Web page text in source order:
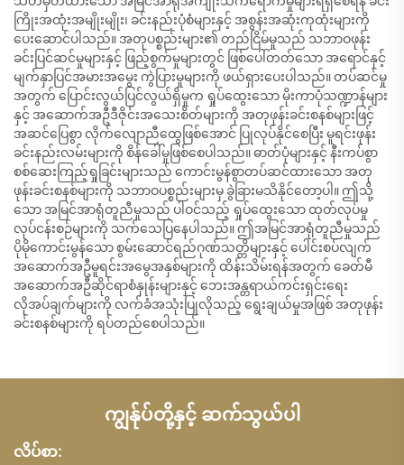
ကြိုးအထုံးအမျိုးမျိုး၊ ခင်းနည်းပုံစံများနှင့် အစွန်းအဆုံးကုထုံးများကို
ပေးဆောင်ပါသည်။ အတုပစ္စည်းများ၏ တည်ငြိမ်မှုသည် သဘာဝဖုန်း
ခင်းပြင်ဆင်မှုများနှင့် ဖြည့်စွက်မှုများတွင် ဖြစ်ပေါ်တတ်သော အရောင်နှင့်
မျက်နှာပြင်အမားအမွေး ကွဲပြားမှုများကို ဖယ်ရှားပေးပါသည်။ တပ်ဆင်မှု
အတွက် ပြောင်းလွယ်ပြင်လွယ်ရှိမှုက ရှုပ်ထွေးသော မိုးကာပုံသဏ္ဍာန်များ
နှင့် အဆောက်အဦဒီဇိုင်းအသေးစိတ်များကို အတုဖုန်းခင်းစနစ်များဖြင့်
အဆင်ပြေစွာ လိုက်လျောညီထွေဖြစ်အောင် ပြုလုပ်နိုင်စေပြီး မူရင်းဖုန်း
ခင်းနည်းလမ်းများကို စိန်ခေါ်မှုဖြစ်စေပါသည်။ ဓာတ်ပုံများနှင့် နီးကပ်စွာ
စစ်ဆေးကြည့်ရှုခြင်းများသည် ကောင်းမွန်စွာတပ်ဆင်ထားသော အတု
ဖုန်းခင်းစနစ်များကို သဘာဝပစ္စည်းများမှ ခွဲခြားမသိနိုင်တော့ပါ။ ဤသို့
သော အမြင်အာရုံတူညီမှုသည် ပါဝင်သည့် ရှုပ်ထွေးသော ထုတ်လုပ်မှု
လုပ်ငန်းစဉ်များကို သက်သေပြနေပါသည်။ ဤအမြင်အာရုံတူညီမှုသည်
ပိုမိုကောင်းမွန်သော စွမ်းဆောင်ရည်ဂုဏ်သတ္တိများနှင့် ပေါင်းစပ်လျက်
အဆောက်အဦမူရင်းအမွေအနှစ်များကို ထိန်းသိမ်းရန်အတွက် ခေတ်မီ
အဆောက်အဦဆိုင်ရာစံနှုန်းများနှင့် ဘေးအန္တရာယ်ကင်းရှင်းရေး
လိုအပ်ချက်များကို လက်ခံအသုံးပြုလိုသည့် ရွေးချယ်မှုအဖြစ် အတုဖုန်း
ခင်းစနစ်များကို ရပ်တည်စေပါသည်။
ကျွန်ုပ်တို့နှင့် ဆက်သွယ်ပါ
လိပ်စာ: